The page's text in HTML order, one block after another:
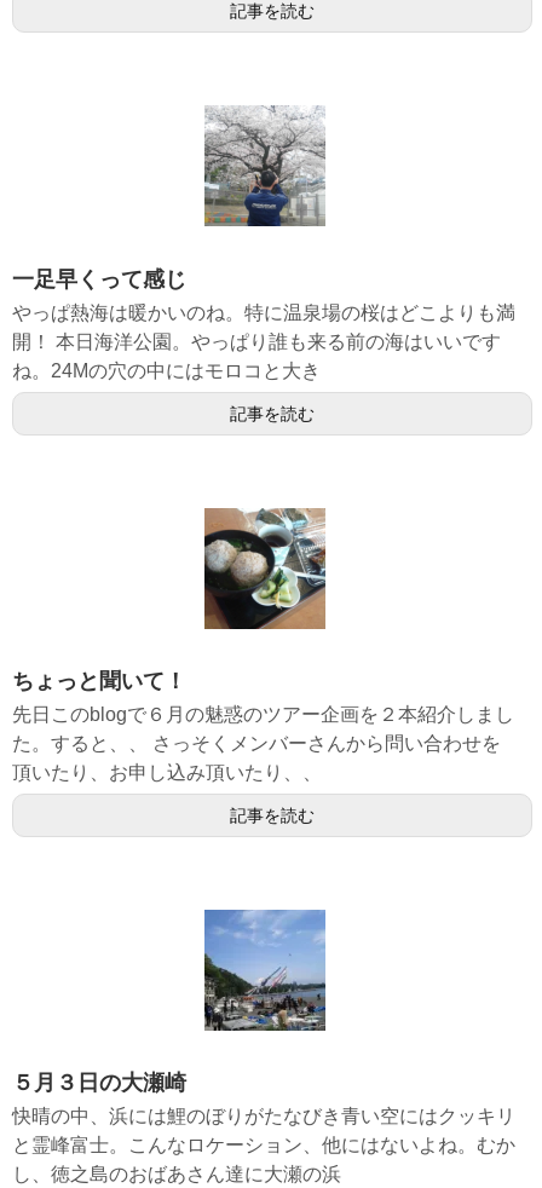
記事を読む
一足早くって感じ
やっぱ熱海は暖かいのね。特に温泉場の桜はどこよりも満
開！ 本日海洋公園。やっぱり誰も来る前の海はいいです
ね。24Mの穴の中にはモロコと大き
記事を読む
ちょっと聞いて！
先日このblogで６月の魅惑のツアー企画を２本紹介しまし
た。すると、、 さっそくメンバーさんから問い合わせを
頂いたり、お申し込み頂いたり、、
記事を読む
５月３日の大瀬崎
快晴の中、浜には鯉のぼりがたなびき青い空にはクッキリ
と霊峰富士。こんなロケーション、他にはないよね。むか
し、徳之島のおばあさん達に大瀬の浜